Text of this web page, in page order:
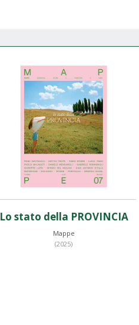
Lo stato della PROVINCIA
Mappe
(2025)